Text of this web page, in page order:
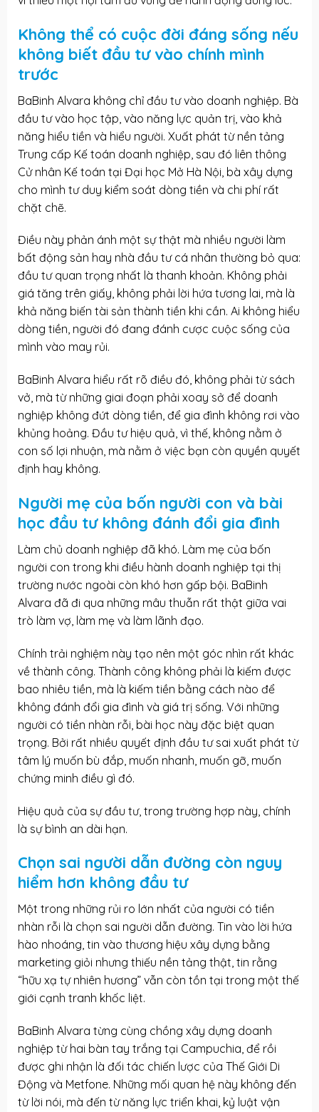
Không thể có cuộc đời đáng sống nếu
không biết đầu tư vào chính mình
trước
BaBinh Alvara không chỉ đầu tư vào doanh nghiệp. Bà
đầu tư vào học tập, vào năng lực quản trị, vào khả
năng hiểu tiền và hiểu người. Xuất phát từ nền tảng
Trung cấp Kế toán doanh nghiệp, sau đó liên thông
Cử nhân Kế toán tại Đại học Mở Hà Nội, bà xây dựng
cho mình tư duy kiểm soát dòng tiền và chi phí rất
chặt chẽ.
Điều này phản ánh một sự thật mà nhiều người làm
bất động sản hay nhà đầu tư cá nhân thường bỏ qua:
đầu tư quan trọng nhất là thanh khoản. Không phải
giá tăng trên giấy, không phải lời hứa tương lai, mà là
khả năng biến tài sản thành tiền khi cần. Ai không hiểu
dòng tiền, người đó đang đánh cược cuộc sống của
mình vào may rủi.
BaBinh Alvara hiểu rất rõ điều đó, không phải từ sách
vở, mà từ những giai đoạn phải xoay sở để doanh
nghiệp không đứt dòng tiền, để gia đình không rơi vào
khủng hoảng. Đầu tư hiệu quả, vì thế, không nằm ở
con số lợi nhuận, mà nằm ở việc bạn còn quyền quyết
định hay không.
Người mẹ của bốn người con và bài
học đầu tư không đánh đổi gia đình
Làm chủ doanh nghiệp đã khó. Làm mẹ của bốn
người con trong khi điều hành doanh nghiệp tại thị
trường nước ngoài còn khó hơn gấp bội. BaBinh
Alvara đã đi qua những mâu thuẫn rất thật giữa vai
trò làm vợ, làm mẹ và làm lãnh đạo.
Chính trải nghiệm này tạo nên một góc nhìn rất khác
về thành công. Thành công không phải là kiếm được
bao nhiêu tiền, mà là kiếm tiền bằng cách nào để
không đánh đổi gia đình và giá trị sống. Với những
người có tiền nhàn rỗi, bài học này đặc biệt quan
trọng. Bởi rất nhiều quyết định đầu tư sai xuất phát từ
tâm lý muốn bù đắp, muốn nhanh, muốn gỡ, muốn
chứng minh điều gì đó.
Hiệu quả của sự đầu tư, trong trường hợp này, chính
là sự bình an dài hạn.
Chọn sai người dẫn đường còn nguy
hiểm hơn không đầu tư
Một trong những rủi ro lớn nhất của người có tiền
nhàn rỗi là chọn sai người dẫn đường. Tin vào lời hứa
hào nhoáng, tin vào thương hiệu xây dựng bằng
marketing giỏi nhưng thiếu nền tảng thật, tin rằng
“hữu xạ tự nhiên hương” vẫn còn tồn tại trong một thế
giới cạnh tranh khốc liệt.
BaBinh Alvara từng cùng chồng xây dựng doanh
nghiệp từ hai bàn tay trắng tại Campuchia, để rồi
được ghi nhận là đối tác chiến lược của Thế Giới Di
Động và Metfone. Những mối quan hệ này không đến
từ lời nói, mà đến từ năng lực triển khai, kỷ luật vận